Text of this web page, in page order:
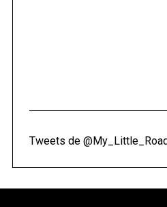
Tweets de